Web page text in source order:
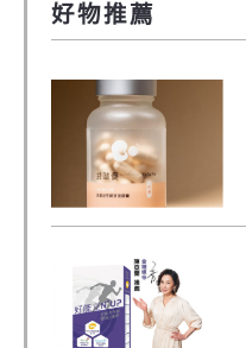
好物推薦